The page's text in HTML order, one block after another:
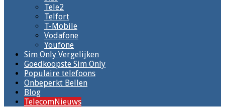
Tele2
Telfort
T-Mobile
Vodafone
Youfone
Sim Only Vergelijken
Goedkoopste Sim Only
Populaire telefoons
Onbeperkt Bellen
Blog
TelecomNieuws